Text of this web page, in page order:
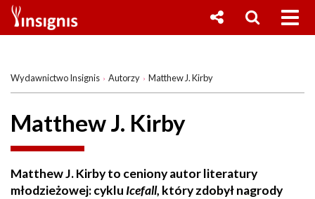
Wydawnictwo Insignis Autorzy Matthew J. Kirby
Matthew J. Kirby
Matthew J. Kirby to ceniony autor literatury
młodzieżowej: cyklu Icefall, który zdobył nagrody